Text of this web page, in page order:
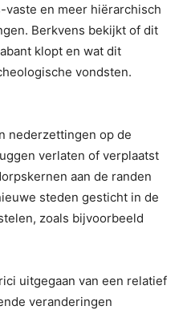
vaste en meer hiërarchisch
Berkvens bekijkt of dit
klopt en wat dit
vondsten.
nederzettingen op de
verlaten of verplaatst
aan de randen
steden gesticht in de
zoals bijvoorbeeld
uitgegaan van een relatief
veranderingen